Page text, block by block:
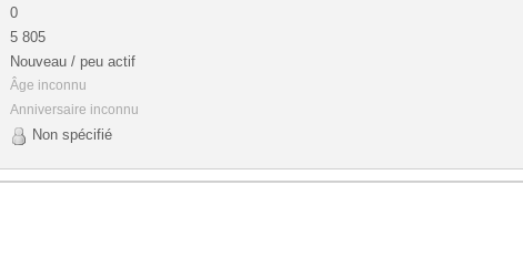
0
5 805
Nouveau / peu actif
Âge inconnu
Anniversaire inconnu
Non spécifié